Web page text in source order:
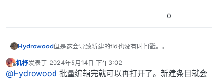
0
Hydrowood但是这会导致新建的tid也没有时间戳。。
离线
机杼发表于 2024年5月14日 下午3:02
最后由 编辑
@Hydrowood 批量编辑完就可以再打开了。新建条目就会